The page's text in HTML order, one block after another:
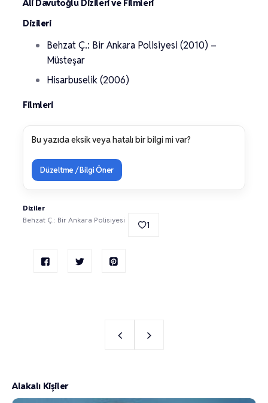
Ali Davutoğlu Dizileri ve Filmleri
Dizileri
Behzat Ç.: Bir Ankara Polisiyesi (2010) –
Müsteşar
Hisarbuselik (2006)
Filmleri
Bu yazıda eksik veya hatalı bir bilgi mi var?
Düzeltme / Bilgi Öner
Diziler
Behzat Ç.: Bir Ankara Polisiyesi
1
Alakalı Kişiler